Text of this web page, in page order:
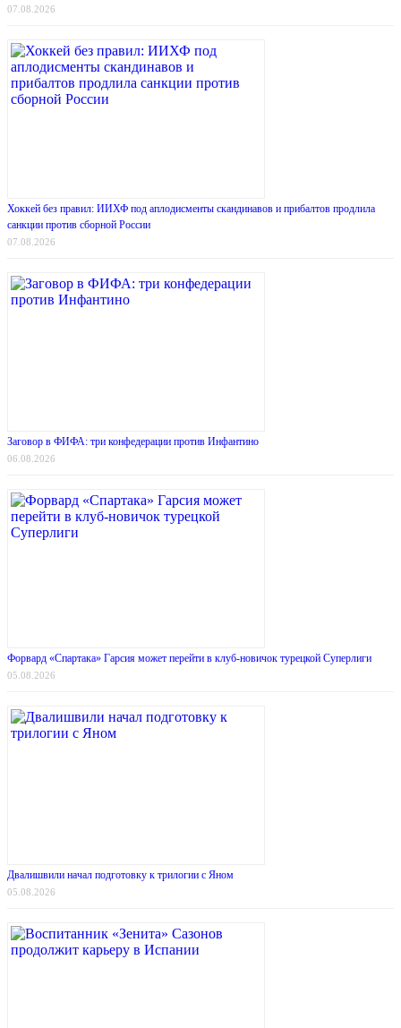
07.08.2026
Хоккей без правил: ИИХФ под аплодисменты скандинавов и прибалтов продлила
санкции против сборной России
07.08.2026
Заговор в ФИФА: три конфедерации против Инфантино
06.08.2026
Форвард «Спартака» Гарсия может перейти в клуб-новичок турецкой Суперлиги
05.08.2026
Двалишвили начал подготовку к трилогии с Яном
05.08.2026